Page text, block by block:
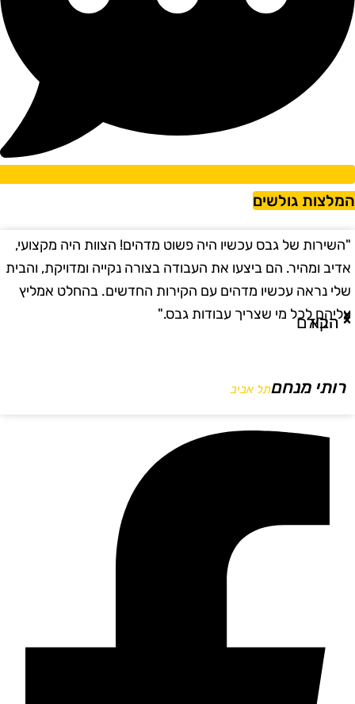
גולשים
"השירות של גבס עכשיו היה פשוט מדהים! הצוות היה מקצועי,
אדיב ומהיר. הם ביצעו את העבודה בצורה נקייה ומדויקת, והבית
שלי נראה עכשיו מדהים עם הקירות החדשים. בהחלט אמליץ
עליהם לכל מי שצריך עבודות גבס."
רותי מנחםתל אביב
הקודם
הבא